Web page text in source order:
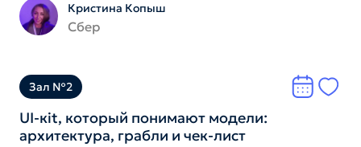
Кристина Копыш
Сбер
Зал №2
UI-кit, который понимают модели:
архитектура, грабли и чек-лист